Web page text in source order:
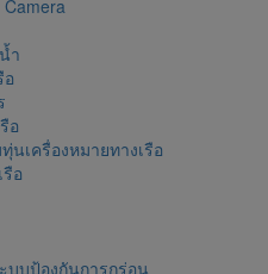
Camera
ำ
อ
เครื่องหมายทางเรือ
อ
บบป้องกันการกร่อน